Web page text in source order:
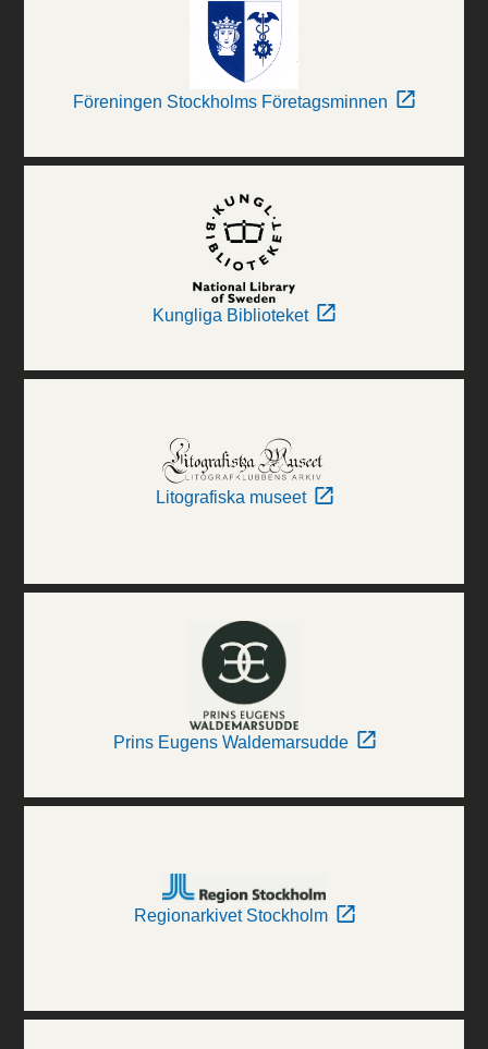
Föreningen Stockholms Företagsminnen
Kungliga Biblioteket
Litografiska museet
Prins Eugens Waldemarsudde
Regionarkivet Stockholm